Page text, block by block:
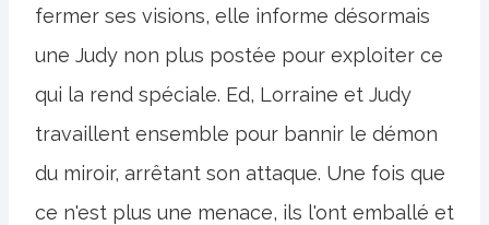
fermer ses visions, elle informe désormais
une Judy non plus postée pour exploiter ce
qui la rend spéciale. Ed, Lorraine et Judy
travaillent ensemble pour bannir le démon
du miroir, arrêtant son attaque. Une fois que
ce n'est plus une menace, ils l'ont emballé et